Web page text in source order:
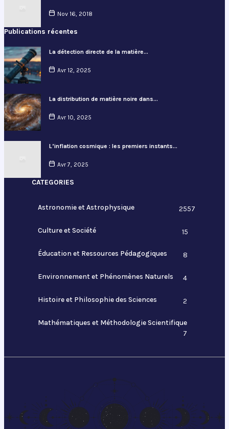
Nov 16, 2018
Publications récentes
La détection directe de la matière…
Avr 12, 2025
La distribution de matière noire dans…
Avr 10, 2025
L’inflation cosmique : les premiers instants…
Avr 7, 2025
CATEGORIES
Astronomie et Astrophysique 2557
Culture et Société 15
Éducation et Ressources Pédagogiques 8
Environnement et Phénomènes Naturels 4
Histoire et Philosophie des Sciences 2
Mathématiques et Méthodologie Scientifique
7